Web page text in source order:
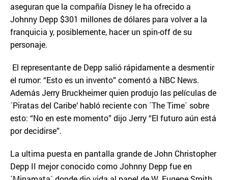
aseguran que la compañía Disney le ha ofrecido a
Johnny Depp $301 millones de dólares para volver a la
franquicia y, posiblemente, hacer un spin-off de su
personaje.
El representante de Depp salió rápidamente a desmentir
el rumor: “Esto es un invento” comentó a NBC News.
Además Jerry Bruckheimer quien produjo las películas de
´Piratas del Caribe’ habló reciente con ´The Time´ sobre
esto: “No en este momento” dijo Jerry “El futuro aún está
por decidirse”.
La ultima puesta en pantalla grande de John Christopher
Depp II mejor conocido como Johnny Depp fue en